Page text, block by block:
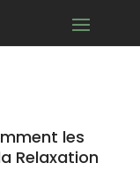
les
Relaxation